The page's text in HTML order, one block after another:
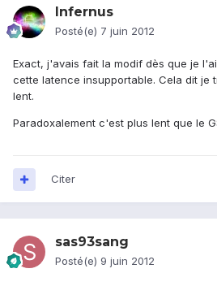
Infernus
Posté(e) 7 juin 2012
Exact, j'avais fait la modif dès que je
cette latence insupportable. Cela dit je
lent.
Paradoxalement c'est plus lent que le
Citer
sas93sang
Posté(e) 9 juin 2012